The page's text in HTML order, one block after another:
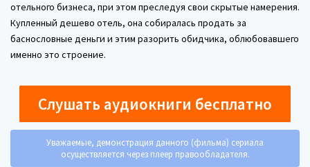
отельного бизнеса, при этом преследуя свои скрытые намерения.
Купленный дешево отель, она собиралась продать за
баснословные деньги и этим разорить обидчика, облюбовавшего
именно это строение.
Слушать аудиокниги бесплатно
Уважаемые, демонстрация данного (фильма) сериала
осуществляется через плеер правообладателя.